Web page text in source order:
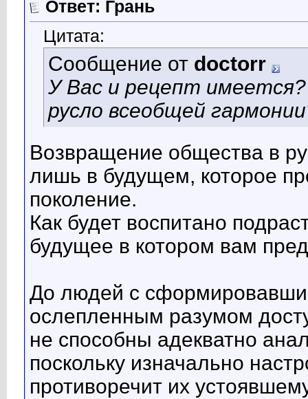
Ответ: Грань
Цитата:
Сообщение от doctorr
У Вас и рецепт
русло всеобщей
Возвращение общества в
лишь в будущем, которое
поколение.
Как будет воспитано
будущее в котором вам
До людей с
ослепленным разумом
не способны адекватно
поскольку изначально
противоречит их